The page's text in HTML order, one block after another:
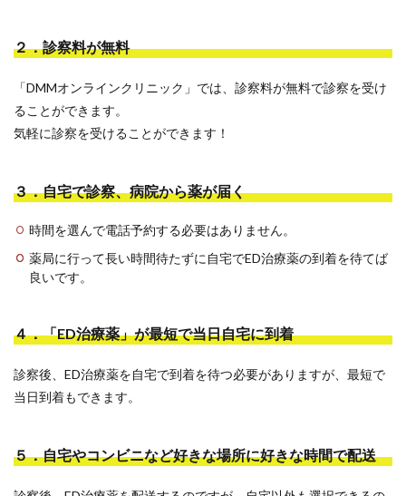
２．診察料が無料
「DMMオンラインクリニック」では、診察料が無料で診察を受け
ることができます。
気軽に診察を受けることができます！
３．自宅で診察、病院から薬が届く
時間を選んで電話予約する必要はありません。
薬局に行って長い時間待たずに自宅でED治療薬の到着を待てば
良いです。
４．「ED治療薬」が最短で当日自宅に到着
診察後、ED治療薬を自宅で到着を待つ必要がありますが、最短で
当日到着もできます。
５．自宅やコンビニなど好きな場所に好きな時間で配送